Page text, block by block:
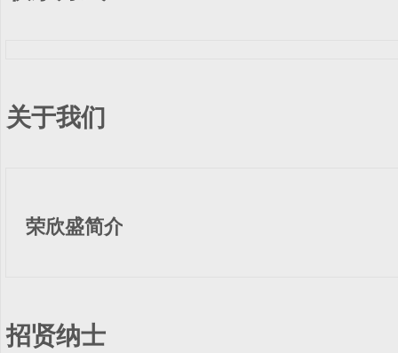
关于我们
荣欣盛简介
招贤纳士